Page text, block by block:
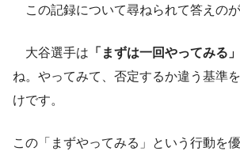
この記録について尋ねられて答えのが
大谷選手は 「まずは一回やってみる」
ね。やってみて、否定するか違う基準
けです。
この「まずやってみる」という行動を